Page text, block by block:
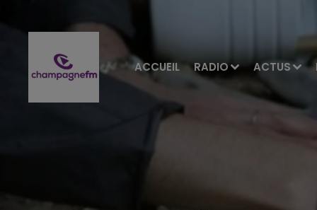
ACCUEIL RADIO ACTUS